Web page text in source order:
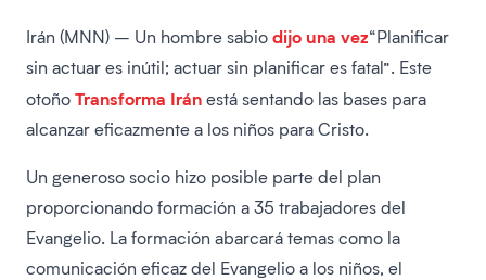
Irán (MNN) – Un hombre sabiodijo una vez“Planificar
sin actuar es inútil; actuar sin planificar es fatal”. Este
otoñoTransforma Iránestá sentando las bases para
alcanzar eficazmente a los niños para Cristo.
Un generoso socio hizo posible parte del plan
proporcionando formación a 35 trabajadores del
Evangelio. La formación abarcará temas como la
comunicación eficaz del Evangelio a los niños, el